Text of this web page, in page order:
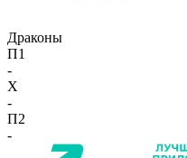
Драконы
П1
-
X
-
П2
-